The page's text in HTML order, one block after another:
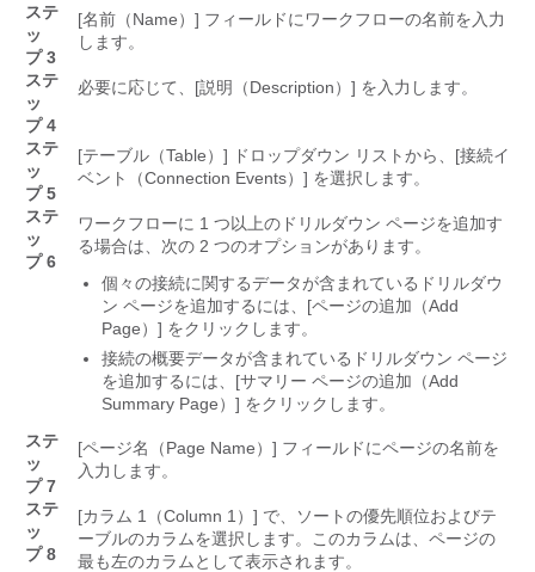
ステ
ッ
プ 3
[名前（Name）] フィールドにワークフローの名前を入力
します。
ステ
ッ
プ 4
必要に応じて、[説明（Description）] を入力します。
ステ
ッ
プ 5
[テーブル（Table）]
ドロップダウン リストから、[接続イ
ベント（Connection Events）] を選択します。
ステ
ッ
プ 6
ワークフローに 1 つ以上のドリルダウン ページを追加す
る場合は、次の 2 つのオプションがあります。
個々の接続に関するデータが含まれているドリルダウ
ン ページを追加するには、[ページの追加（Add
Page）] をクリックします。
接続の概要データが含まれているドリルダウン ページ
を追加するには、[サマリー ページの追加（Add
Summary Page）] をクリックします。
ステ
ッ
プ 7
[ページ名（Page Name）] フィールドにページの名前を
入力します。
ステ
ッ
プ 8
[カラム 1（Column 1）] で、ソートの優先順位およびテ
ーブルのカラムを選択します。このカラムは、ページの
最も左のカラムとして表示されます。